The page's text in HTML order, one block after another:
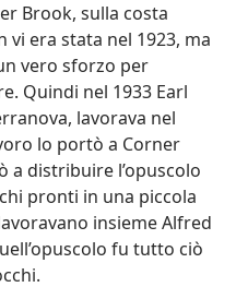
Brook, sulla costa
vi era stata nel 1923, ma
vero sforzo per
Quindi nel 1933 Earl
lavorava nel
lo portò a Corner
a distribuire l’opuscolo
pronti in una piccola
insieme Alfred
fu tutto ciò